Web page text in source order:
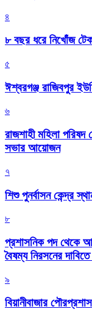
৪
৮ বছর ধরে নিখোঁজ
৫
ঈশ্বরগঞ্জ রাজিবপুর
৬
রাজশাহী মহিলা
সভার আয়োজন
৭
শিশু পুনর্বাসন কেন্দ্র
৮
প্রশাসনিক পদ থেকে
বৈষম্য নিরসনের
৯
বিয়ানীবাজার